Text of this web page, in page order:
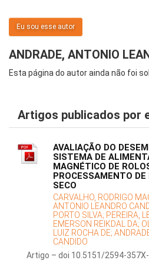
Eu sou esse autor
ANDRADE, ANTONIO
Esta página do autor ainda não foi
Artigos publicados por
AVALIAÇÃO DO
SISTEMA DE
MAGNÉTICO DE
PROCESSAMENTO
SECO
CARVALHO, RODRIGO
ANTONIO LEANDRO
PORTO SILVA; PEREIRA,
EMERSON REIKDAL DA;
LUIZ ROCHA DE;
CANDIDO
Artigo – doi 10.5151/2594-